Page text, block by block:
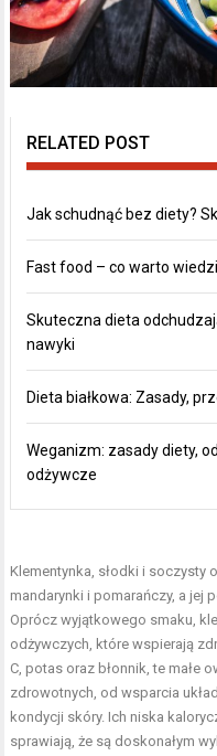
RELATED POST
Jak schudnąć bez diety?
Fast food – co warto
Skuteczna dieta
nawyki
Dieta białkowa: Zasady,
Weganizm: zasady diety,
odżywcze
Klementynka, słodki i soczysty
mandarynki i pomarańczy, a jej
Oprócz wyjątkowego smaku,
odżywczych, które wspierają
C, potas oraz błonnik, te małe
zdrowotnych, od wsparcia
kondycji skóry. Ich niska
sprawiają, że są doskonałym